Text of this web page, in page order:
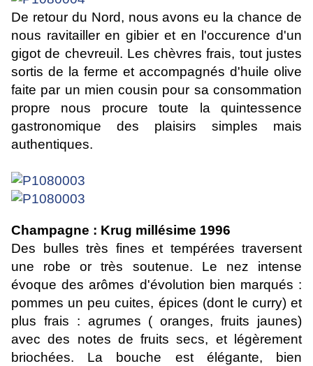
De retour du Nord, nous avons eu la chance de
nous ravitailler en gibier et en l'occurence d'un
gigot de chevreuil. Les chèvres frais, tout justes
sortis de la ferme et accompagnés d'huile olive
faite par un mien cousin pour sa consommation
propre nous procure toute la quintessence
gastronomique des plaisirs simples mais
authentiques.
Champagne : Krug millésime 1996
Des bulles très fines et tempérées traversent
une robe or très soutenue. Le nez intense
évoque des arômes d'évolution bien marqués :
pommes un peu cuites, épices (dont le curry) et
plus frais : agrumes ( oranges, fruits jaunes)
avec des notes de fruits secs, et légèrement
briochées. La bouche est élégante, bien